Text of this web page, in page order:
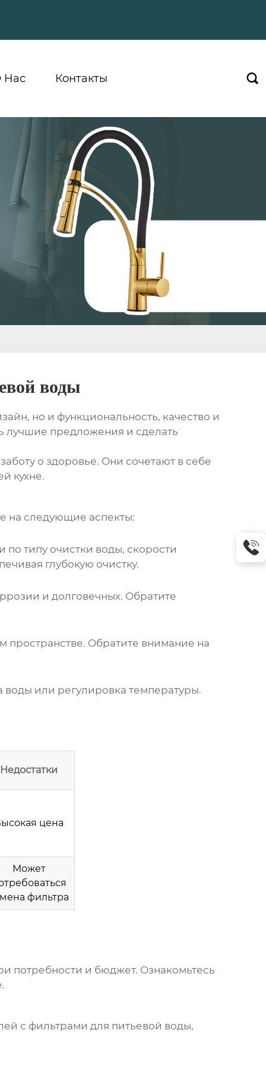
Hас Контакты 
воды
но и функциональность, качество и
лучшие предложения и сделать
о здоровье. Они сочетают в себе
кухне.
на следующие аспекты:
типу очистки воды, скорости
глубокую очистку.
и долговечных. Обратите
пространстве. Обратите внимание на
или регулировка температуры.
Недостатки
цена
Может
фильтра
потребности и бюджет. Ознакомьтесь
с фильтрами для питьевой воды,